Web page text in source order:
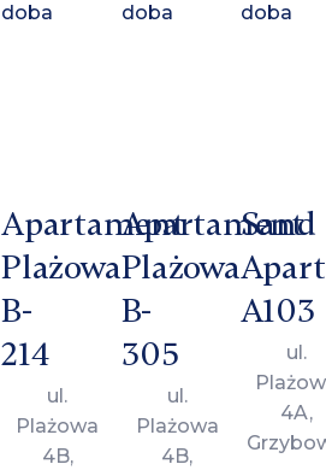
doba
doba
doba
Apartament
Plażowa
B-
214
ul.
Plażowa
4B,
Apartament
Plażowa
B-
305
ul.
Plażowa
4B,
Sand
A103
ul.
4A,